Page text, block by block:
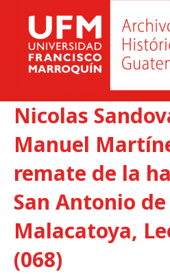
Nicolas
Manuel
remate de la
San Antonio de
Malacatoya,
(068)